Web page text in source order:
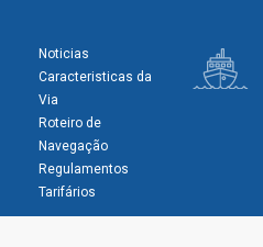
Noticias
Caracteristicas da
Via
Roteiro de
Navegação
Regulamentos
Tarifários